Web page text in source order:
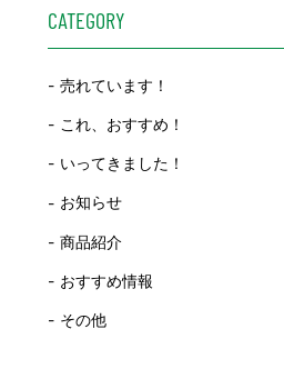
CATEGORY
売れています！
これ、おすすめ！
いってきました！
お知らせ
商品紹介
おすすめ情報
その他